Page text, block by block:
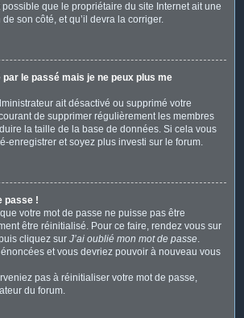
que le propriétaire du site Internet ait une
son côté, et qu’il devra la corriger.
le passé mais je ne peux plus me
ait désactivé ou supprimé votre
de supprimer régulièrement les membres
la taille de la base de données. Si cela vous
enregistrer et soyez plus investi sur le forum.
passe !
votre mot de passe ne puisse pas être
être réinitialisé. Pour ce faire, rendez vous sur
cliquez sur J’ai oublié mon mot de passe.
et vous devriez pouvoir à nouveau vous
pas à réinitialiser votre mot de passe,
du forum.